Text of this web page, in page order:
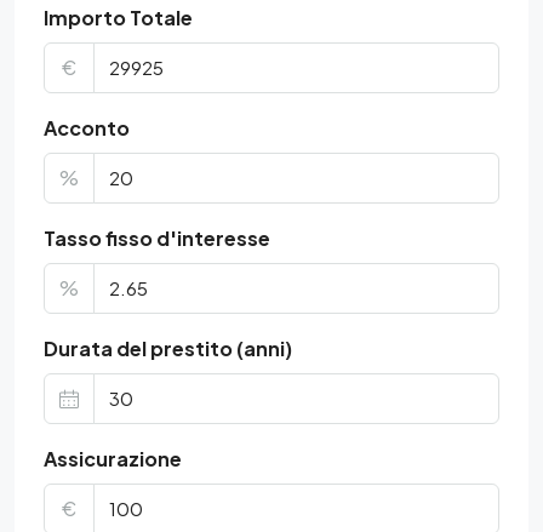
Importo Totale
€
Acconto
%
Tasso fisso d'interesse
%
Durata del prestito (anni)
Assicurazione
€